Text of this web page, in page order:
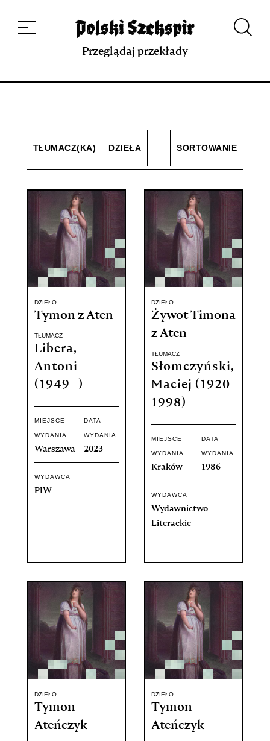
projekcie
Kontakt Indeks strony Aplikacja
Repozytorium XIX w.
Przeglądaj przekłady
TŁUMACZ(KA) DZIEŁA SORTOWANIE
DZIEŁO
Tymon z Aten
TŁUMACZ
Libera,
Antoni
(1949- )
MIEJSCE
WYDANIA
Warszawa
DATA
WYDANIA
2023
WYDAWCA
PIW
DZIEŁO
Żywot Timona
z Aten
TŁUMACZ
Słomczyński,
Maciej (1920-
1998)
MIEJSCE
WYDANIA
Kraków
DATA
WYDANIA
1986
WYDAWCA
Wydawnictwo
Literackie
DZIEŁO
Tymon
Ateńczyk
DZIEŁO
Tymon
Ateńczyk